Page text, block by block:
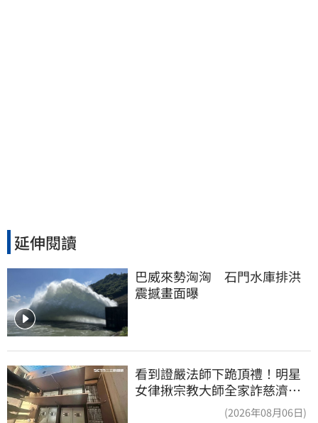
延伸閱讀
巴威來勢洶洶　石門水庫排洪
震撼畫面曝
看到證嚴法師下跪頂禮！明星
女律揪宗教大師全家詐慈濟…
(2026年08月06日)